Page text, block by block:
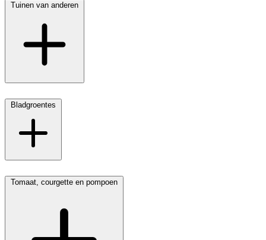
Tuinen van anderen
Bladgroentes
Tomaat, courgette en pompoen